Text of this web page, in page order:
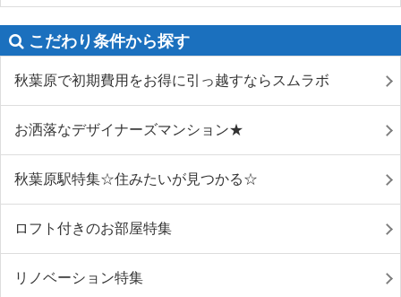
こだわり条件から探す
秋葉原で初期費用をお得に引っ越すならスムラボ
お洒落なデザイナーズマンション★
秋葉原駅特集☆住みたいが見つかる☆
ロフト付きのお部屋特集
リノベーション特集